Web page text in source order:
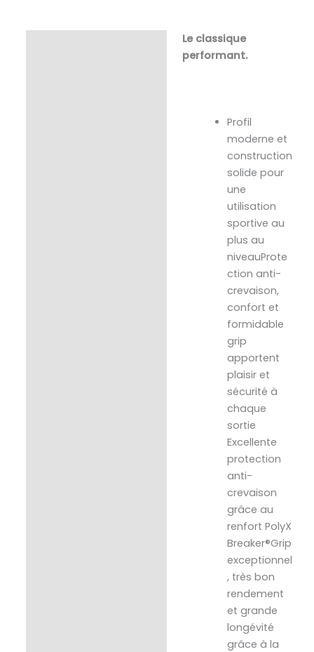
Le classique
performant.
Profil
moderne et
construction
solide pour
une
utilisation
sportive au
plus au
niveauProte
ction anti-
crevaison,
confort et
formidable
grip
apportent
plaisir et
sécurité à
chaque
sortie
Excellente
protection
anti-
crevaison
grâce au
renfort PolyX
Breaker®Grip
exceptionnel
, très bon
rendement
et grande
longévité
grâce à la